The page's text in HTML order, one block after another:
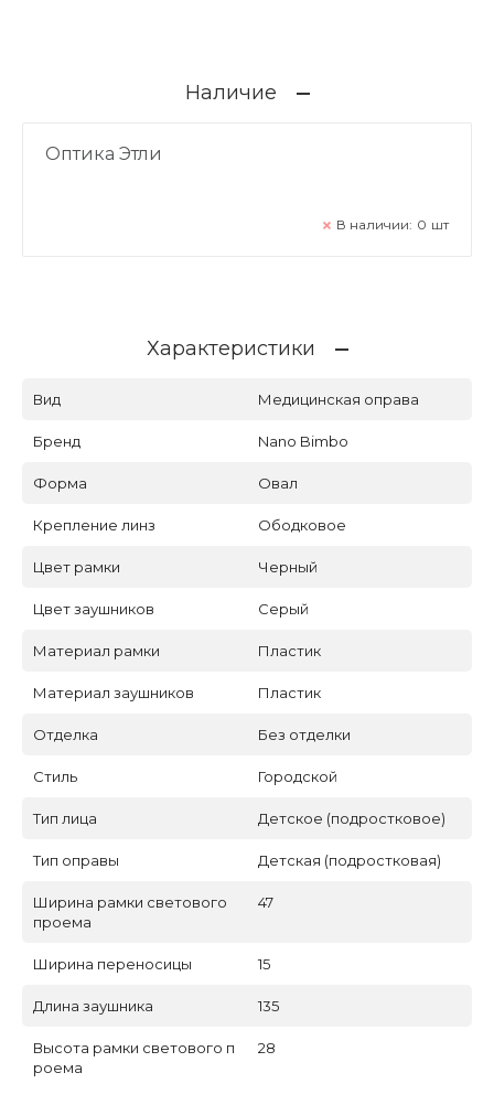
Наличие
Оптика Этли
В наличии: 0 шт
Характеристики
Вид Медицинская оправа
Бренд Nano Bimbo
Форма Овал
Крепление линз Ободковое
Цвет рамки Черный
Цвет заушников Серый
Материал рамки Пластик
Материал заушников Пластик
Отделка Без отделки
Стиль Городской
Тип лица Детское (подростковое)
Тип оправы Детская (подростковая)
Ширина рамки светового
проема
47
Ширина переносицы 15
Длина заушника 135
Высота рамки светового п
роема
28